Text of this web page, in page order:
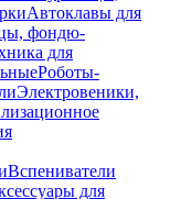
Автоклавы для
фондю-
для
Роботы-
Электровеники,
Вспениватели
для